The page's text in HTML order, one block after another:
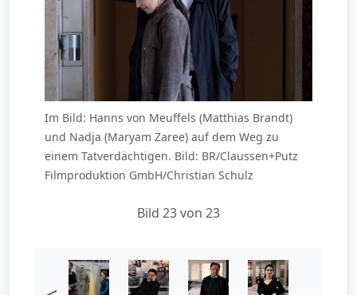
Im Bild: Hanns von Meuffels (Matthias Brandt)
und Nadja (Maryam Zaree) auf dem Weg zu
einem Tatverdächtigen. Bild: BR/Claussen+Putz
Filmproduktion GmbH/Christian Schulz
Bild 23 von 23